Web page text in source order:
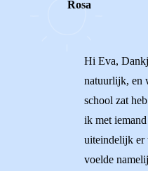
Rosa
Hi Eva,
natuurlijk, en
school zat
ik met
uiteindelijk er
voelde